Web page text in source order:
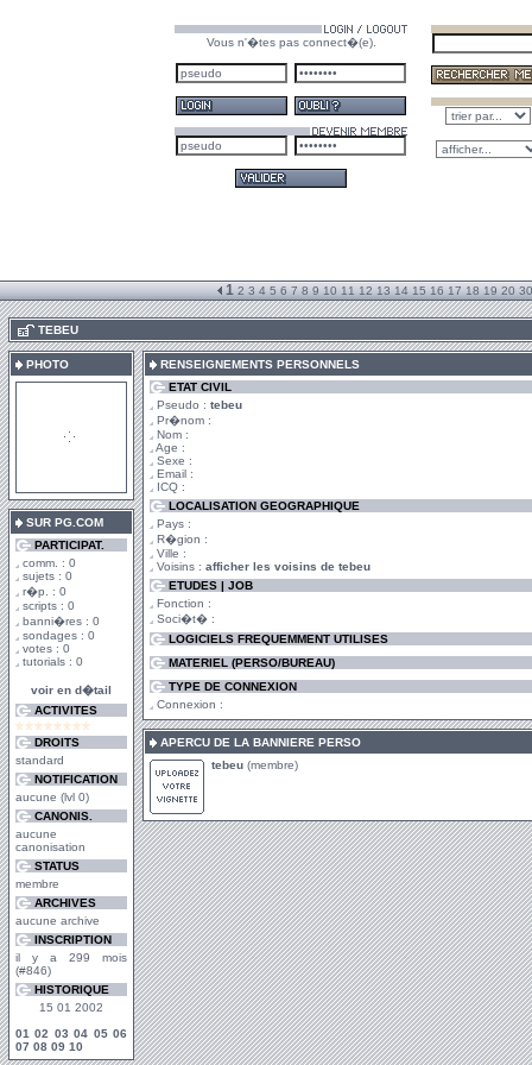
Vous n'�tes pas connect�(e).
1 2 3 4 5 6 7 8 9 10 11 12 13 14 15 16 17 18 19 20 30
TEBEU
PHOTO
SUR PG.COM
PARTICIPAT.
comm. : 0
sujets : 0
r�p. : 0
scripts : 0
banni�res : 0
sondages : 0
votes : 0
tutorials : 0
voir en d�tail
ACTIVITES
DROITS
standard
NOTIFICATION
aucune (lvl 0)
CANONIS.
aucune
canonisation
STATUS
membre
ARCHIVES
aucune archive
INSCRIPTION
il y a 299 mois
(#846)
HISTORIQUE
15 01 2002
01 02 03 04 05 06
07 08 09 10
RENSEIGNEMENTS PERSONNELS
ETAT CIVIL
Pseudo : tebeu
Pr�nom :
Nom :
Age :
Sexe :
Email :
ICQ :
LOCALISATION GEOGRAPHIQUE
Pays :
R�gion :
Ville :
Voisins : afficher les voisins de tebeu
ETUDES | JOB
Fonction :
Soci�t� :
LOGICIELS FREQUEMMENT UTILISES
MATERIEL (PERSO/BUREAU)
TYPE DE CONNEXION
Connexion :
APERCU DE LA BANNIERE PERSO
tebeu (membre)